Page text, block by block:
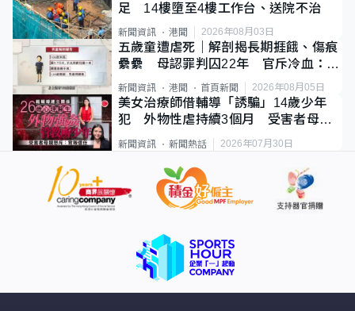
足 14樓墮至4樓工作台、送院不治
新聞資訊 港聞 2026年08月03日
五歲童遭虐死｜解剖揭長期捱餓、傷痕
纍纍 母認罪判囚22年 官斥冷血：同
類案最惡劣
新聞資訊 港聞 首頁新聞 2026年08月05日
美女治療師借輔導「誘騙」14歲少年
犯 外物性虐持續3個月 受害者母：
要保護其他人
新聞資訊 新聞熱話 2026年07月30日